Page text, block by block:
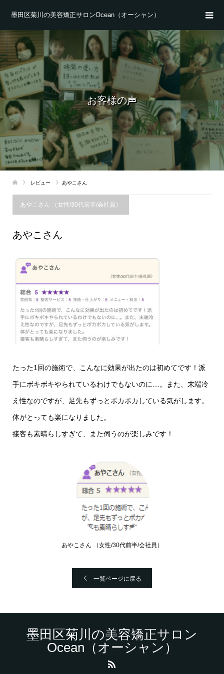
墨田区菊川の美容矯正サロンOcean（オーシャン）
お客様の声
レビュー あやこさん
あやこさん （女性/30代前半/会社員）
あやこさん
たった1回の施術で、こんなに効果が出たのは初めてです！派
手にボキボキやられているわけでもないのに…。また、末端冷
え性なのですが、足先もずっとポカポカしている気がします。
体がとっても楽になりました。
接客も素晴らしすぎて、また伺うのが楽しみです！
あやこさん （女性/30代前半/会社員）
一覧ページに戻る
墨田区菊川の美容矯正サロン
Ocean（オーシャン）